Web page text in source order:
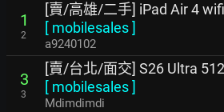
1
2
[賣/高雄/二手] iPad Air 4
[ mobilesales]
a9240102
3
3
[賣/台北/面交] S26 Ultra
[ mobilesales]
Mdimdimdi